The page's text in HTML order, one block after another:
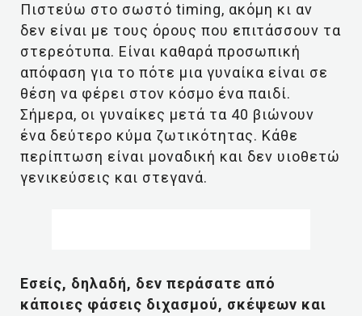
Πιστεύω στο σωστό timing, ακόμη κι αν
δεν είναι με τους όρους που επιτάσσουν τα
στερεότυπα. Είναι καθαρά προσωπική
απόφαση για το πότε μια γυναίκα είναι σε
θέση να φέρει στον κόσμο ένα παιδί.
Σήμερα, οι γυναίκες μετά τα 40 βιώνουν
ένα δεύτερο κύμα ζωτικότητας. Κάθε
περίπτωση είναι μοναδική και δεν υιοθετώ
γενικεύσεις και στεγανά.
Εσείς, δηλαδή, δεν περάσατε από
κάποιες φάσεις διχασμού, σκέψεων και